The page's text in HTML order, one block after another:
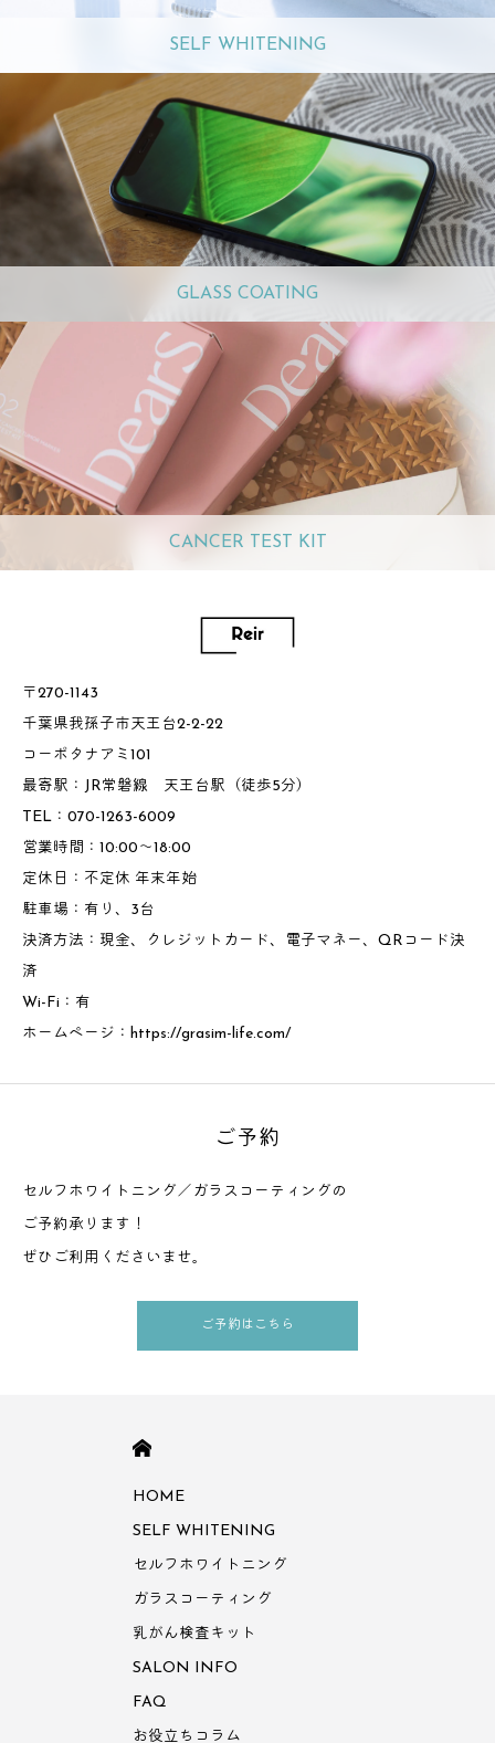
SELF WHITENING
GLASS COATING
CANCER TEST KIT
〒270-1143
千葉県我孫子市天王台2-2-22
コーポタナアミ101
最寄駅：JR常磐線 天王台駅（徒歩5分）
TEL：070-1263-6009
営業時間：10:00～18:00
定休日：不定休 年末年始
駐車場：有り、3台
決済方法：現金、クレジットカード、電子マネー、QRコード決
済
Wi-Fi：有
ホームページ： https://grasim-life.com/
ご予約
セルフホワイトニング／ガラスコーティングの
ご予約承ります！
ぜひご利用くださいませ。
ご予約はこちら
HOME
SELF WHITENING
セルフホワイトニング
ガラスコーティング
乳がん検査キット
SALON INFO
FAQ
お役立ちコラム